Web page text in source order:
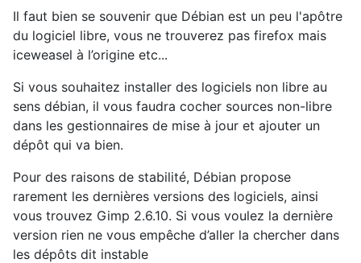
Il faut bien se souvenir que Débian est un peu l'apôtre
du logiciel libre, vous ne trouverez pas firefox mais
iceweasel à l’origine etc...
Si vous souhaitez installer des logiciels non libre au
sens débian, il vous faudra cocher sources non-libre
dans les gestionnaires de mise à jour et ajouter un
dépôt qui va bien.
Pour des raisons de stabilité, Débian propose
rarement les dernières versions des logiciels, ainsi
vous trouvez Gimp 2.6.10. Si vous voulez la dernière
version rien ne vous empêche d’aller la chercher dans
les dépôts dit instable